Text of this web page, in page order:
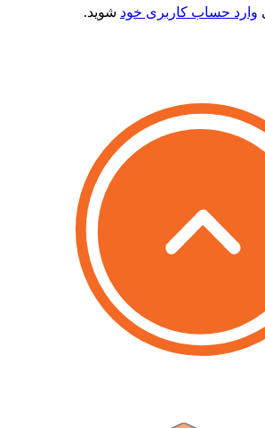
وارد حساب کاربری خودشوید.